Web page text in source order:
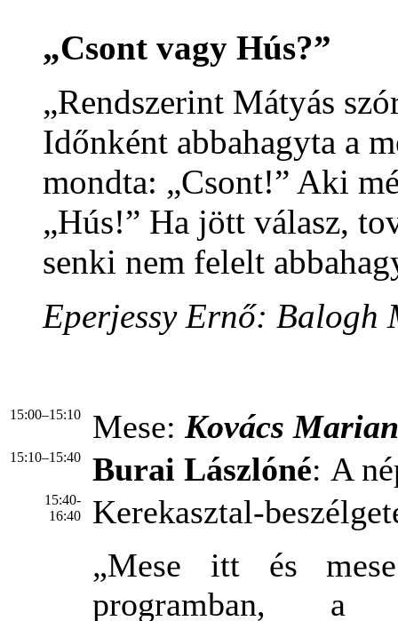
„Csont vagy Hús?”
„Rendszerint Mátyás
Időnként abbahagyta a
mondta: „Csont!” Aki
„Hús!” Ha jött válasz,
senki nem felelt
Eperjessy Ernő: Balogh
15:00–15:10 Mese: Kovács
15:10–15:40 Burai Lászlóné: A
15:40-
16:40
Kerekasztal-
„Mese itt és
programban, a